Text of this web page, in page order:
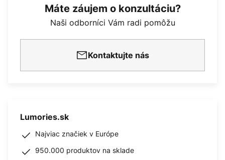
Máte záujem o konzultáciu?
Naši odborníci Vám radi pomôžu
Kontaktujte nás
Lumories.sk
Najviac značiek v Európe
950.000 produktov na sklade